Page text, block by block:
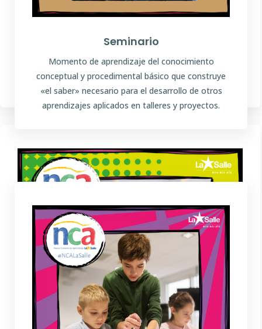
Entorno de internivel
Trabajamos el saber ser, compartiendo experiencias
Seminario
Momento de aprendizaje del conocimiento
conceptual y procedimental básico que construye
«el saber» necesario para el desarrollo de otros
aprendizajes aplicados en talleres y proyectos.